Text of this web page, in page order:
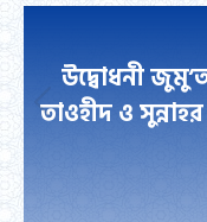
navigation
উদ্বোধনী
তাওহীদ ও